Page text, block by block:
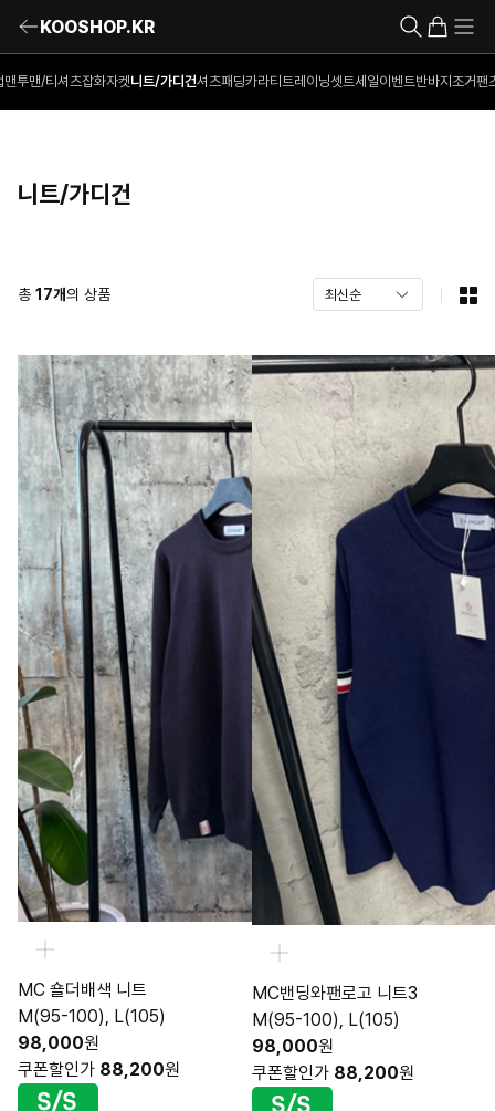
KOOSHOP.KR
맨투맨/티셔츠잡화자켓니트/가디건셔츠패딩카라티 트레이닝셋트세일이벤트반바지 조거팬
니트/가디건
총 17개의 상품
MC 숄더배색 니트
M(95-100), L(105)
98,000원
쿠폰할인가 88,200원
MC밴딩와팬로고 니트3
M(95-100), L(105)
98,000원
쿠폰할인가 88,200원